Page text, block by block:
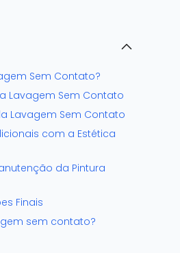
Sem Contato?
Lavagem Sem Contato
Lavagem Sem Contato
com a Estética
da Pintura
Finais
sem contato?